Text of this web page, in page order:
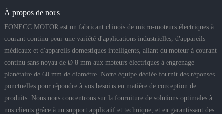
À propos de nous
FONECC MOTOR est un fabricant chinois de micro-moteurs électriques à
courant continu pour une variété d'applications industrielles, d'appareils
médicaux et d'appareils domestiques intelligents, allant du moteur à courant
continu sans noyau de Ø 8 mm aux moteurs électriques à engrenage
planétaire de 60 mm de diamètre. Notre équipe dédiée fournit des réponses
ponctuelles pour répondre à vos besoins en matière de conception de
produits. Nous nous concentrons sur la fourniture de solutions optimales à
nos clients grâce à un support applicatif et technique, et en garantissant des